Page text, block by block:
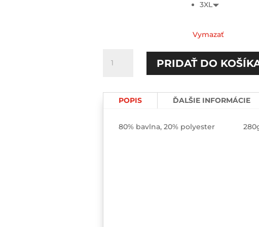
3XL
Vymazať
Mám
Som
PRIDAŤ DO
POPIS ĎALŠIE INFORMÁCIE
80% bavlna, 20% polyester